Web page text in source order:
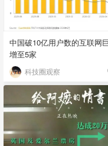
中国破10亿用户数的互联网
增至5家
科技圈观察